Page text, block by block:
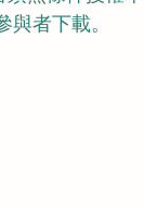
者下載。